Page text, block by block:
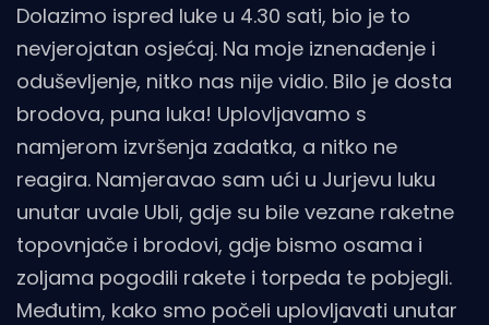
Dolazimo ispred luke u 4.30 sati, bio je to
nevjerojatan osjećaj. Na moje iznenađenje i
oduševljenje, nitko nas nije vidio. Bilo je dosta
brodova, puna luka! Uplovljavamo s
namjerom izvršenja zadatka, a nitko ne
reagira. Namjeravao sam ući u Jurjevu luku
unutar uvale Ubli, gdje su bile vezane raketne
topovnjače i brodovi, gdje bismo osama i
zoljama pogodili rakete i torpeda te pobjegli.
Međutim, kako smo počeli uplovljavati unutar